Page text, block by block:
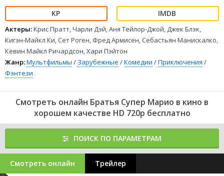
Актеры:Крис Пратт, Чарли Дэй, Аня Тейлор-Джой, Джек Блэк,
Кигэн-Майкл Ки, Сет Роген, Фред Армисен, Себастьян Манискалко,
Кевин Майкл Ричардсон, Хари Пэйтон
Жанр:Мультфильмы / Зарубежные /Комедии /Приключения /
Фэнтези
Смотреть онлайн Братья Супер Марио в кино в
хорошем качестве HD 720p бесплатно
ПОИСК ПО ПАРАМЕТРАМ
Смотреть онлайн Трейлер